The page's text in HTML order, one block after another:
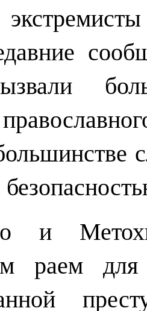
и
раем